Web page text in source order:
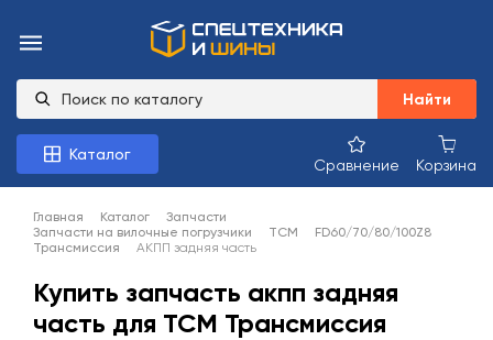
Найти
Каталог
Сравнение Корзина
Главная Каталог
Запчасти
Запчасти на вилочные погрузчики
TCM
FD60/70/80/100Z8
Трансмиссия
АКПП задняя часть
Купить запчасть акпп задняя
часть для TCM Трансмиссия